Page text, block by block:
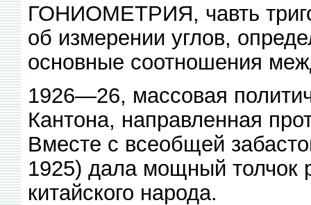
ГОНИОМЕТРИЯ, чавть
об измерении углов,
основные соотношения
1926—26, массовая
Кантона, направленная
Вместе с всеобщей
1925) дала мощный толчок
китайского народа.